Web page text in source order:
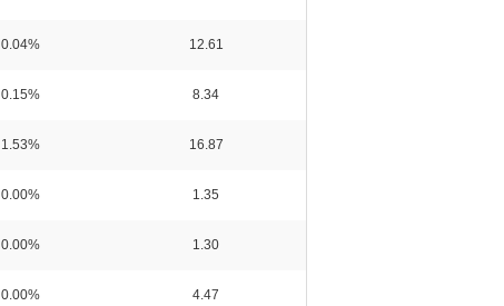
0.04% 12.61
0.15% 8.34
1.53% 16.87
0.00% 1.35
0.00% 1.30
0.00% 4.47